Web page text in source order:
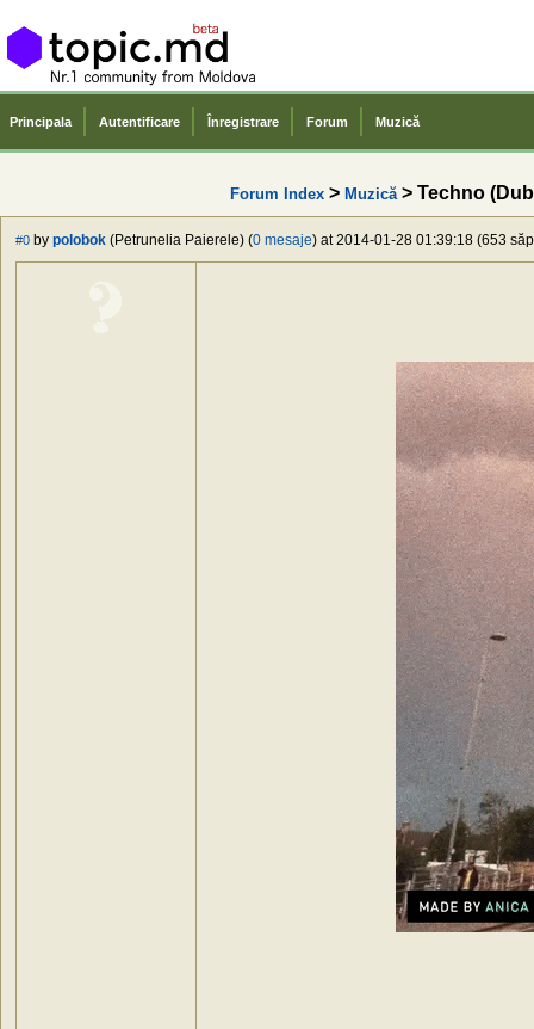
Principala Autentificare Înregistrare Forum Muzică
Forum Index> Muzică> Techno
#0 by polobok (Petrunelia Paierele) (0 mesaje) at 2014-01-28 01:39:18 (653